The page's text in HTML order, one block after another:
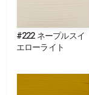
#222 ネープルスイ
エローライト